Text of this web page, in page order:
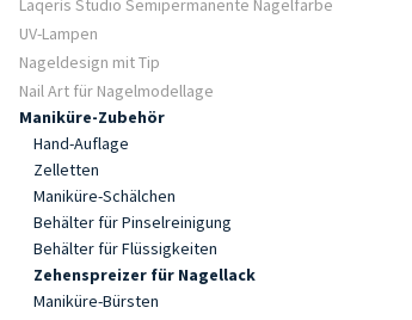
Laqerìs Studio Semipermanente Nagelfarbe
UV-Lampen
Nageldesign mit Tip
Nail Art für Nagelmodellage
Maniküre-Zubehör
Hand-Auflage
Zelletten
Maniküre-Schälchen
Behälter für Pinselreinigung
Behälter für Flüssigkeiten
Zehenspreizer für Nagellack
Maniküre-Bürsten